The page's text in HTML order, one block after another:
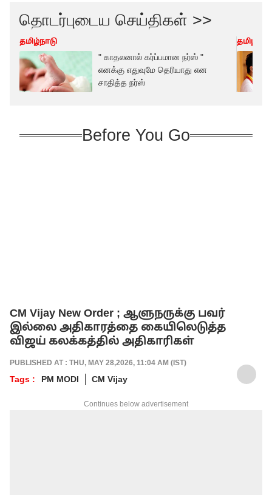
தொடர்புடைய செய்திகள் >>
தமிழ்நாடு
" காதலனால் கர்ப்பமான நர்ஸ் "
எனக்கு எதுவுமே தெரியாது என
சாதித்த நர்ஸ்
Before You Go
CM Vijay New Order ; ஆளுநருக்கு பவர்
இல்லை அதிகாரத்தை கையிலெடுத்த
விஜய் கலக்கத்தில் அதிகாரிகள்
PUBLISHED AT : THU, MAY 28,2026, 11:04 AM (IST)
Tags : PM MODI CM Vijay
Continues below advertisement